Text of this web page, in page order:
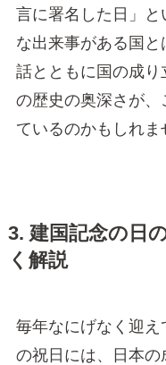
言に署名した日」
な出来事がある国
話とともに国の成
の歴史の奥深さが
ているのかもしれま
3. 建国記念の日
く解説
毎年なにげなく迎え
の祝日には、日本の